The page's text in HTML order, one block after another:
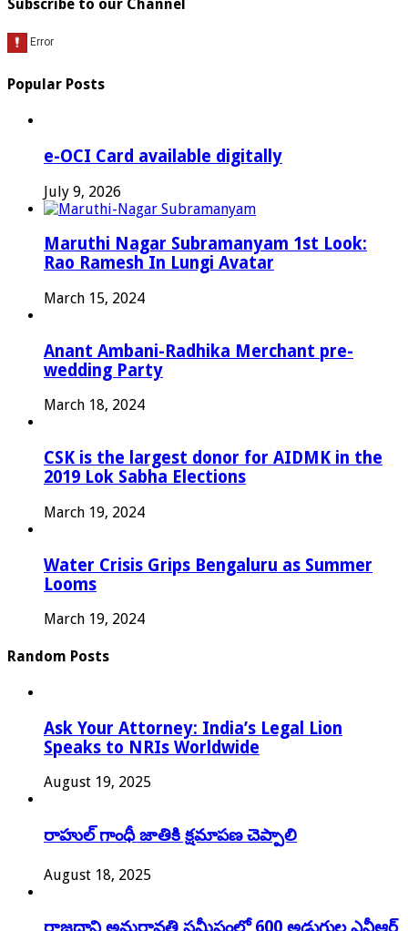
Subscribe to our Channel
Popular Posts
e-OCI Card available digitally
July 9, 2026
Maruthi Nagar Subramanyam 1st Look:
Rao Ramesh In Lungi Avatar
March 15, 2024
Anant Ambani-Radhika Merchant pre-
wedding Party
March 18, 2024
CSK is the largest donor for AIDMK in the
2019 Lok Sabha Elections
March 19, 2024
Water Crisis Grips Bengaluru as Summer
Looms
March 19, 2024
Random Posts
Ask Your Attorney: India’s Legal Lion
Speaks to NRIs Worldwide
August 19, 2025
రాహుల్ గాంధీ జాతికి క్షమాపణ చెప్పాలి
August 18, 2025